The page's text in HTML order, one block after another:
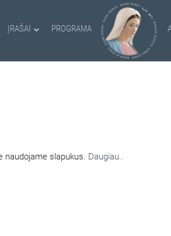
ĮRAŠAI PROGRAMA
naudojame slapukus. Daugiau..